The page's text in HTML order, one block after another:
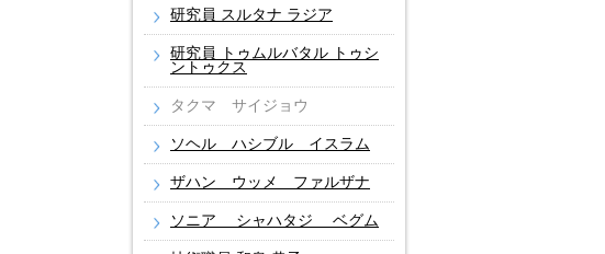
研究員 スルタナ ラジア
研究員 トゥムルバタル トゥシ
ントゥクス
タクマ サイジョウ
ソヘル ハシブル イスラム
ザハン ウッメ ファルザナ
ソニア シャハタジ ベグム